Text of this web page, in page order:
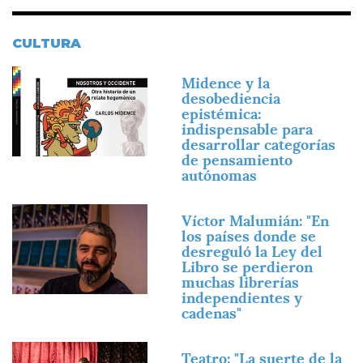
CULTURA
Imagen
Midence y la
desobediencia
epistémica:
indispensable para
desarrollar categorías
de pensamiento
autónomas
Imagen
Víctor Malumián: "En
los países donde se
desreguló la Ley del
Libro se perdieron
muchas librerías
independientes y
cadenas"
Imagen
Teatro: "La suerte de la